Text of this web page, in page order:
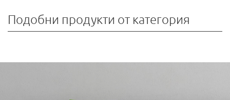
Подобни продукти от категория